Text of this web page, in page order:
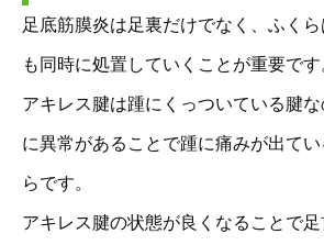
足底筋膜炎は足裏だけでなく、ふく
も同時に処置していくことが重要です
アキレス腱は踵にくっついている腱
に異常があることで踵に痛みが出て
らです。
アキレス腱の状態が良くなることで